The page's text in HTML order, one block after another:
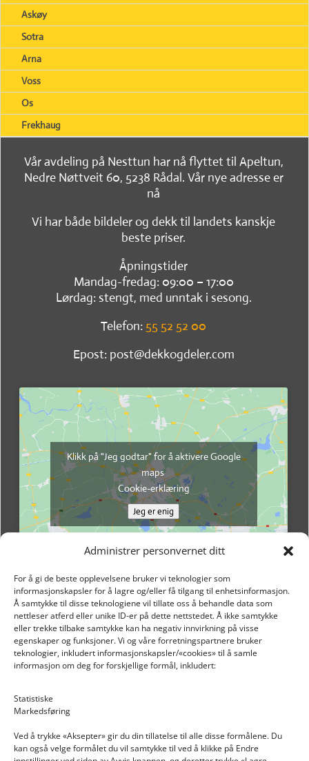
Administrer personvernet ditt
For å gi de beste opplevelsene bruker vi teknologier som
informasjonskapsler for å lagre og/eller få tilgang til enhetsinformasjon.
Å samtykke til disse teknologiene vil tillate oss å behandle data som
nettleser atferd eller unike ID-er på dette nettstedet. Å ikke samtykke
eller trekke tilbake samtykke kan ha negativ innvirkning på visse
egenskaper og funksjoner. Vi og våre forretningspartnere bruker
teknologier, inkludert informasjonskapsler/«cookies» til å samle
informasjon om deg for forskjellige formål, inkludert:
Statistiske
Markedsføring
Ved å trykke «Aksepter» gir du din tillatelse til alle disse formålene. Du
kan også velge formålet du vil samtykke til ved å klikke på Endre
Askøy
Sotra
Arna
Voss
Os
Frekhaug
Vår avdeling på Nesttun har nå flyttet til Apeltun,
Nedre Nøttveit 60, 5238 Rådal. Vår nye adresse er
nå
Vi har både bildeler og dekk til landets kanskje
beste priser.
Åpningstider
Mandag-fredag: 09:00 – 17:00
Lørdag: stengt, med unntak i sesong.
Telefon: 55 52 52 00
Epost: post@dekkogdeler.com
Klikk på "Jeg godtar" for å aktivere Google
maps
Cookie-erklæring
Jeg er enig